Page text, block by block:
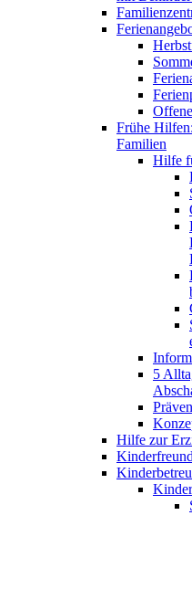
Frühe
Familien
Hilfe
5
Hilfe zur